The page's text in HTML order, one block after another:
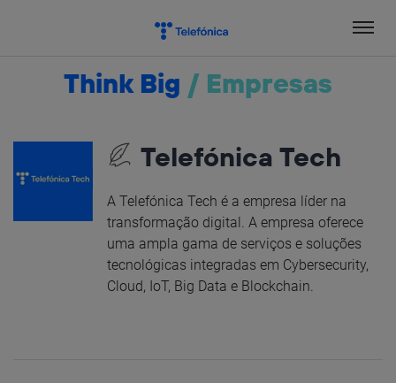
Think Big / Empresas
Telefónica Tech
A Telefónica Tech é a empresa líder na
transformação digital. A empresa oferece
uma ampla gama de serviços e soluções
tecnológicas integradas em Cybersecurity,
Cloud, IoT, Big Data e Blockchain.